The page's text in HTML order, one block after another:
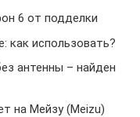
6 от подделки
как использовать?
антенны – найден
на Мейзу (Meizu)